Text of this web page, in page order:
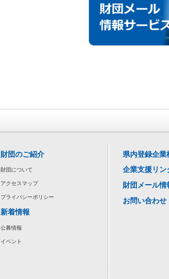
財団のご紹介
財団について
アクセスマップ
プライバシーポリシー
新着情報
公募情報
イベント
県内登録企業
企業支援リン
財団メール情
お問い合わせ